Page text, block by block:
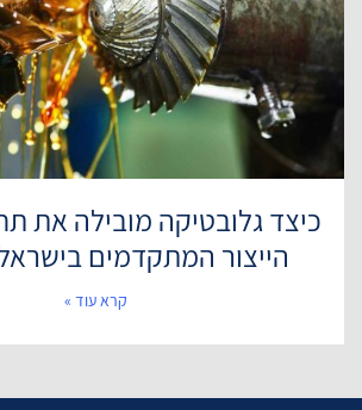
כיצד גלובטיקה מובילה את
הייצור המתקדמים
קרא עוד »